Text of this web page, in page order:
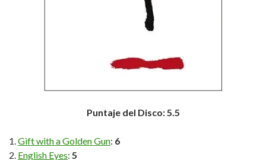
Puntaje del Disco: 5.5
Gift with a Golden Gun: 6
English Eyes: 5